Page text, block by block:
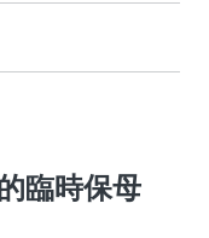
臨時保母